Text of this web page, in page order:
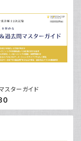
スターガイド